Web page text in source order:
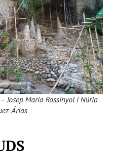
Josep Maria Rossinyol i Núria
Árias